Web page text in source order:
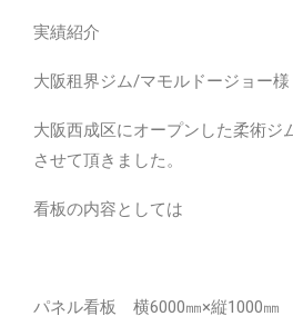
実績紹介
大阪租界ジム/マモルドージョー様
大阪西成区にオープンした柔術ジ
させて頂きました。
看板の内容としては
パネル看板 横6000㎜×縦1000㎜